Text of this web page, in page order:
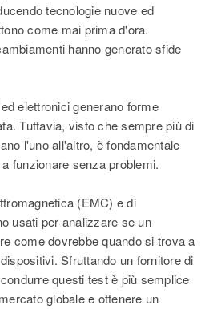
tecnologie nuove ed
come mai prima d'ora.
hanno generato sfide
elettronici generano forme
Tuttavia, visto che sempre più di
l'uno all'altro, è fondamentale
funzionare senza problemi.
(EMC) e di
usati per analizzare se un
come dovrebbe quando si trova a
Sfruttando un fornitore di
questi test è più semplice
globale e ottenere un